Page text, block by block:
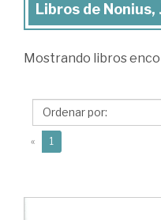
Libros
Nonius,
Libros de Nonius,
Mostrando libros
« 1